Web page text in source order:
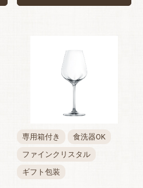
専用箱付き
食洗器OK
ファインクリスタル
ギフト包装